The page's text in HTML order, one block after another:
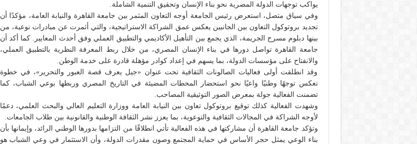
يواكب توجهات الدولة المصرية نحو بناء الإنسان وتحقيق التنمية الشاملة.
وفي سياق متصل، استعرض رئيس الجامعة أوجه التعاون المثمر بين جامعة القاهرة والنيابة العامة، مؤكدًا أن
تجديد بروتوكول التعاون بين الجانبين يعكس عمق الشراكة الاستراتيجية، والتي أثمرت عن مبادرات نوعية، من
بينها دبلوم مسرح الجريمة، الذي يجمع بين التأهيل الأكاديمي والتطبيق العملي وفق أحدث المعايير. كما أكد أن
جامعة القاهرة تواصل دورها في بناء الإنسان المصري، من خلال ربط المعرفة النظرية بالتطبيق العملي،
والانفتاح على مؤسسات الدولة، بما يسهم في إعداد كوادر مؤهلة قادرة على خدمة الوطن.
وقد انطلقت أولى فعاليات الصالونات الثقافية تحت عنوان «جيل يعرف قصة العبور والتحرير»، في خطوة
تعكس توجهًا وطنيًا واعيًا نحو استحضار المحطات المضيئة في التاريخ المصري وربطها بوعي الشباب، كما
تضمنت الفعالية جولة بمعرض الصور التوثيقية المصاحب.
وشهدت الفعالية كذلك توقيع بروتوكول تعاون بين النيابة العامة ووزارة التعليم العالي والبحث العلمي، دعمًا
لأوجه الشراكة في المجالات الثقافية والتوعوية، بما يعزز نشر الثقافة الوطنية والقانونية بين طلاب الجامعات.
وتؤكد جامعة القاهرة أن مشاركتها في هذه الفعالية تأتي انطلاقًا من التزامها بدورها الوطني الرائد، وإيمانها بأن
بناء الوعي يمثل حجر الأساس في حماية المجتمع وصون مقدرات الدولة، وأن الاستثمار في وعي الشباب هو